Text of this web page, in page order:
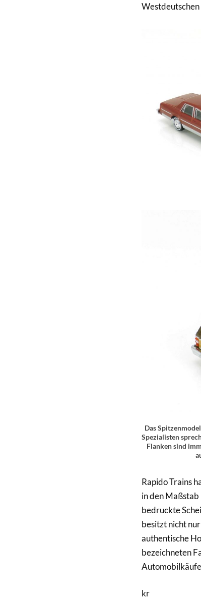
Das
Spezialisten
Flanken sind
Rapido Trains
in den
bedruckte
besitzt nicht
authentische
bezeichneten
kr